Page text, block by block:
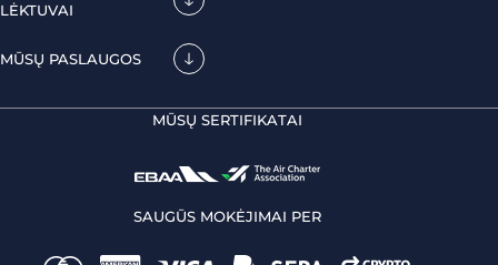
LĖKTUVAI
MŪSŲ PASLAUGOS
MŪSŲ SERTIFIKATAI
SAUGŪS MOKĖJIMAI PER